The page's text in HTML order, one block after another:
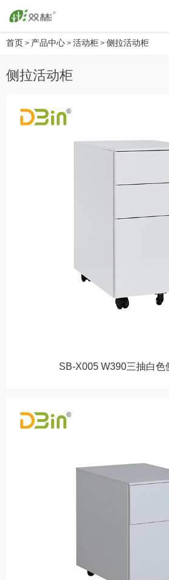
首页 > 产品中心 > 活动柜 > 侧拉活动柜
侧拉活动柜
SB-X005 W390三抽白色